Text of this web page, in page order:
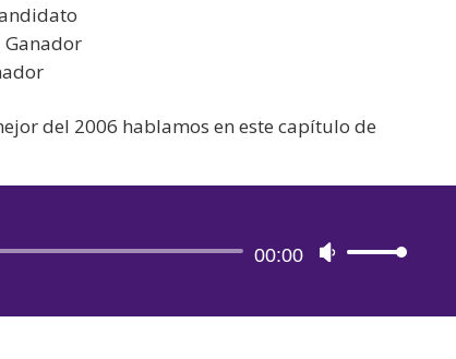
del 2006 hablamos en este capítulo de
Reproductor
audio
00:00
Utiliza
teclas